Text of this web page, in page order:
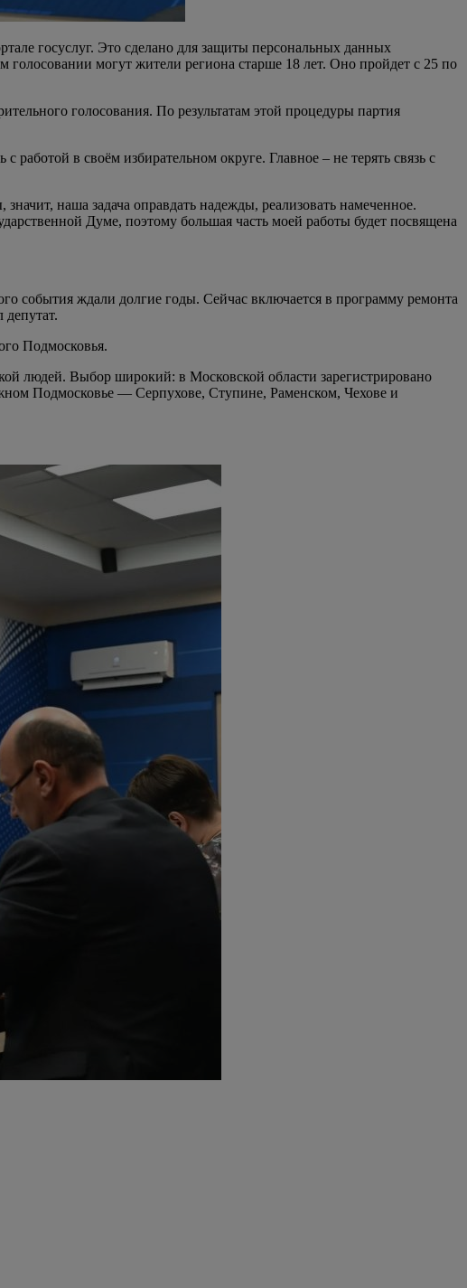
госуслуг. Это сделано для защиты персональных данных
голосовании могут жители региона старше 18 лет. Оно пройдет с 25 по
голосования. По результатам этой процедуры партия
в своём избирательном округе. Главное – не терять связь с
наша задача оправдать надежды, реализовать намеченное.
Думе, поэтому большая часть моей работы будет посвящена
события ждали долгие годы. Сейчас включается в программу ремонта
Подмосковья.
людей. Выбор широкий: в Московской области зарегистрировано
Подмосковье — Серпухове, Ступине, Раменском, Чехове и